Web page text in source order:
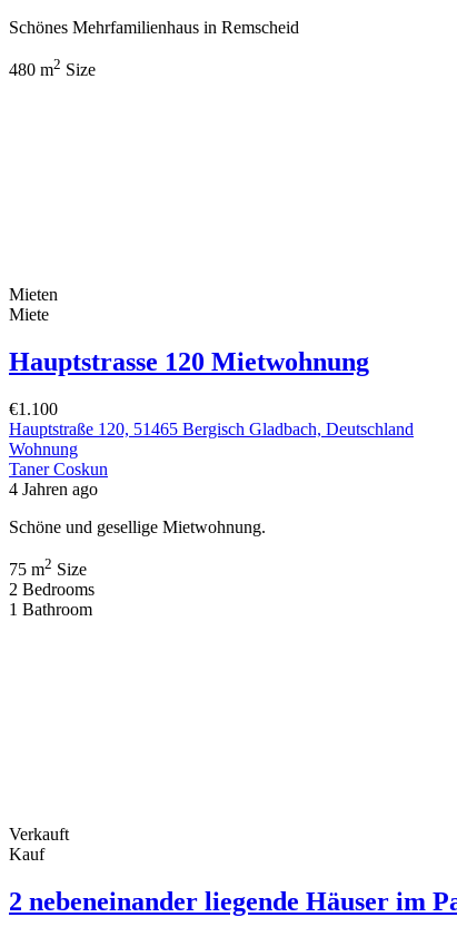
Schönes Mehrfamilienhaus in Remscheid
480 m2 Size
Mieten
Miete
Hauptstrasse 120 Mietwohnung
€1.100
Hauptstraße 120, 51465 Bergisch Gladbach, Deutschland
Wohnung
Taner Coskun
4 Jahren ago
Schöne und gesellige Mietwohnung.
75 m2 Size
2 Bedrooms
1 Bathroom
Verkauft
Kauf
2 nebeneinander liegende Häuser im